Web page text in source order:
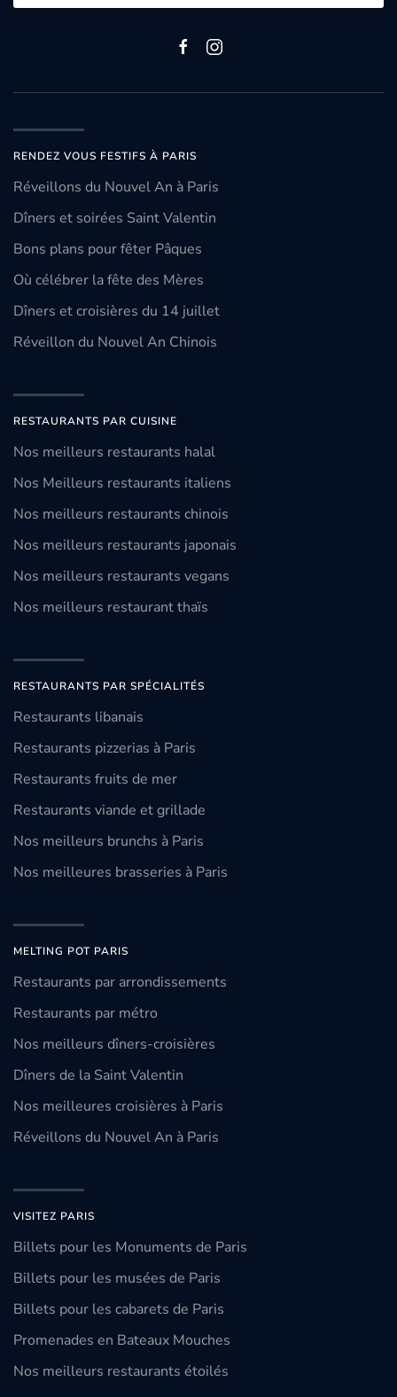
RENDEZ VOUS FESTIFS À PARIS
Réveillons du Nouvel An à Paris
Dîners et soirées Saint Valentin
Bons plans pour fêter Pâques
Où célébrer la fête des Mères
Dîners et croisières du 14 juillet
Réveillon du Nouvel An Chinois
RESTAURANTS PAR CUISINE
Nos meilleurs restaurants halal
Nos Meilleurs restaurants italiens
Nos meilleurs restaurants chinois
Nos meilleurs restaurants japonais
Nos meilleurs restaurants vegans
Nos meilleurs restaurant thaïs
RESTAURANTS PAR SPÉCIALITÉS
Restaurants libanais
Restaurants pizzerias à Paris
Restaurants fruits de mer
Restaurants viande et grillade
Nos meilleurs brunchs à Paris
Nos meilleures brasseries à Paris
MELTING POT PARIS
Restaurants par arrondissements
Restaurants par métro
Nos meilleurs dîners-croisières
Dîners de la Saint Valentin
Nos meilleures croisières à Paris
Réveillons du Nouvel An à Paris
VISITEZ PARIS
Billets pour les Monuments de Paris
Billets pour les musées de Paris
Billets pour les cabarets de Paris
Promenades en Bateaux Mouches
Nos meilleurs restaurants étoilés